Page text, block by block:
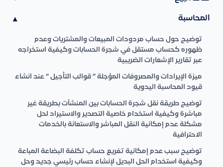
المحاسبة ▾
توضيح حول حساب مردودات المبيعات والمشتريات وعدم
ظهوره كحساب مستقل في شجرة الحسابات وكيفية استخراجه
عبر تقارير الإشعارات الضريبية
ميزة الإيرادات والمصروفات المؤجلة ” قوالب التأجيل ” عند انشاء
قيود المحاسبة اليدوية
توضيح طريقة نقل شجرة الحسابات بين المنشآت بطريقة غير
مباشرة وكيفية استخدام خاصية التصدير والاستيراد لحل
مشكلة عدم إمكانية النقل المباشر والاستعانة بالخدمات
الاحترافية
توضيح سبب عدم إمكانية تفريع حساب تكلفة البضاعة المباعة
وكيفية استخدام الحل البديل لإنشاء حساب رئيسي جديد وحل